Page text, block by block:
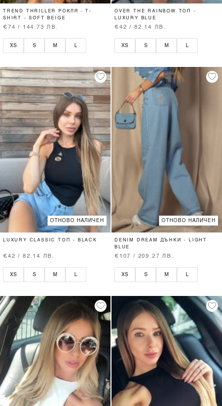
TREND THRILLER РОКЛЯ - T-
SHIRT - SOFT BEIGE
€74 / 144.73 ЛВ.
XS S M
OVER THE RAINBOW ТОП -
LUXURY BLUE
€42 / 82.14 ЛВ.
XS S M
ОТНОВО НАЛИЧЕН
LUXURY CLASSIC ТОП - BLACK
€42 / 82.14 ЛВ.
XS S M L
ОТНОВО НАЛИЧЕН
DENIM DREAM ДЪНКИ - LIGHT
BLUE
€107 / 209.27 ЛВ.
XS S M L